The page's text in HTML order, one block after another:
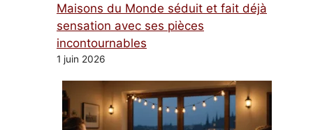
Maisons du Monde séduit et fait déjà
sensation avec ses pièces
incontournables
1 juin 2026